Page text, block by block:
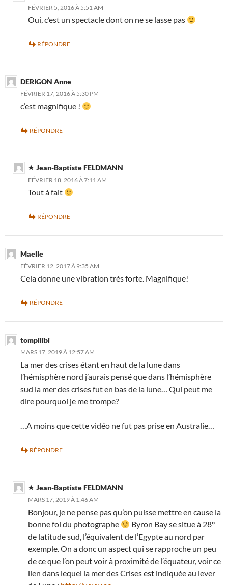
FÉVRIER 5, 2016 À 5:51 AM
Oui, c’est un spectacle dont on ne se lasse pas
RÉPONDRE
DERIGON Anne
FÉVRIER 17, 2016 À 5:30 PM
c’est magnifique !
RÉPONDRE
Jean-Baptiste FELDMANN
FÉVRIER 18, 2016 À 7:11 AM
Tout à fait
RÉPONDRE
Maelle
FÉVRIER 12, 2017 À 9:35 AM
Cela donne une vibration très forte. Magnifique!
RÉPONDRE
tompilibi
MARS 17, 2019 À 12:57 AM
La mer des crises étant en haut de la lune dans
l’hémisphère nord j’aurais pensé que dans l’hémisphère
sud la mer des crises fut en bas de la lune… Qui peut me
dire pourquoi je me trompe?
…A moins que cette vidéo ne fut pas prise en Australie…
RÉPONDRE
Jean-Baptiste FELDMANN
MARS 17, 2019 À 1:46 AM
Bonjour, je ne pense pas qu’on puisse mettre en cause la
bonne foi du photographe
Byron Bay se situe à 28°
de latitude sud, l’équivalent de l’Egypte au nord par
exemple. On a donc un aspect qui se rapproche un peu
de ce que l’on peut voir à proximité de l’équateur, voir ce
lien dans lequel la mer des Crises est indiquée au lever